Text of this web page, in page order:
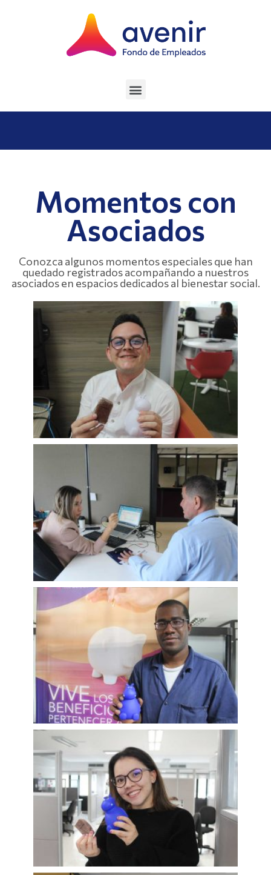
Momentos con
Asociados
Conozca algunos momentos especiales que han
quedado registrados acompañando a nuestros
asociados en espacios dedicados al bienestar social.